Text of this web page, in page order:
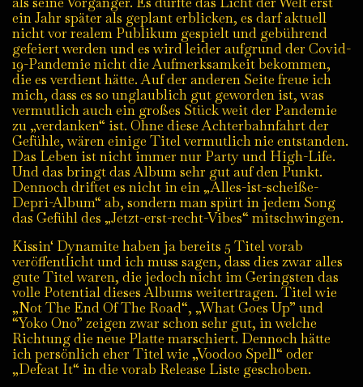
ein Jahr später als geplant erblicken, es darf aktuell
nicht vor realem Publikum gespielt und gebührend
gefeiert werden und es wird leider aufgrund der Covid-
19-Pandemie nicht die Aufmerksamkeit bekommen,
die es verdient hätte. Auf der anderen Seite freue ich
mich, dass es so unglaublich gut geworden ist, was
vermutlich auch ein großes Stück weit der Pandemie
zu „verdanken“ ist. Ohne diese Achterbahnfahrt der
Gefühle, wären einige Titel vermutlich nie entstanden.
Das Leben ist nicht immer nur Party und High-Life.
Und das bringt das Album sehr gut auf den Punkt.
Dennoch driftet es nicht in ein „Alles-ist-scheiße-
Depri-Album“ ab, sondern man spürt in jedem Song
das Gefühl des „Jetzt-erst-recht-Vibes“ mitschwingen.
Kissin‘ Dynamite haben ja bereits 5 Titel vorab
veröffentlicht und ich muss sagen, dass dies zwar alles
gute Titel waren, die jedoch nicht im Geringsten das
volle Potential dieses Albums weitertragen. Titel wie
„Not The End Of The Road“, „What Goes Up” und
“Yoko Ono” zeigen zwar schon sehr gut, in welche
Richtung die neue Platte marschiert. Dennoch hätte
ich persönlich eher Titel wie „Voodoo Spell“ oder
„Defeat It“ in die vorab Release Liste geschoben.